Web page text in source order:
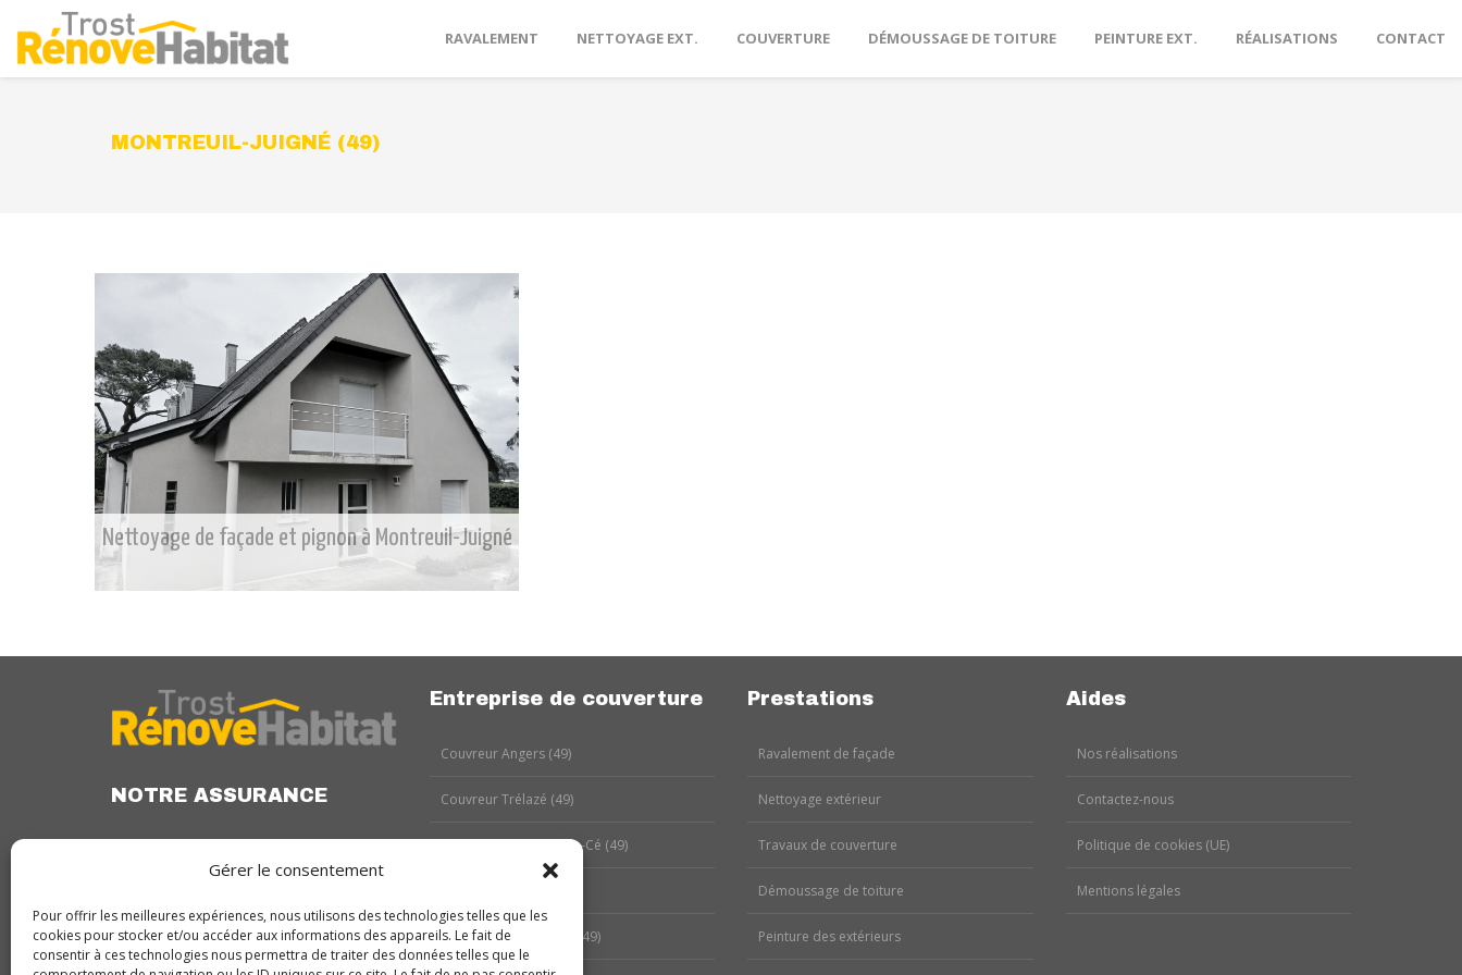
Gérer le consentement
Pour offrir les meilleures expériences, nous utilisons des technologies telles que les
cookies pour stocker et/ou accéder aux informations des appareils. Le fait de
consentir à ces technologies nous permettra de traiter des données telles que le
RAVALEMENT NETTOYAGE EXT. COUVERTURE DÉMOUSSAGE DE TOITURE PEINTURE EXT. RÉALISATIONS CONTACT
MONTREUIL-JUIGNÉ (49)
Nettoyage de façade et pignon à Montreuil-Juigné
NOTRE ASSURANCE
Entreprise de couverture
Couvreur Angers (49)
Couvreur Trélazé (49)
Couvreur Les Ponts-de-Cé (49)
Couvreur Murs-Érigné (49)
Prestations
Ravalement de façade
Nettoyage extérieur
Travaux de couverture
Démoussage de toiture
Peinture des extérieurs
Aides
Nos réalisations
Contactez-nous
Politique de cookies (UE)
Mentions légales